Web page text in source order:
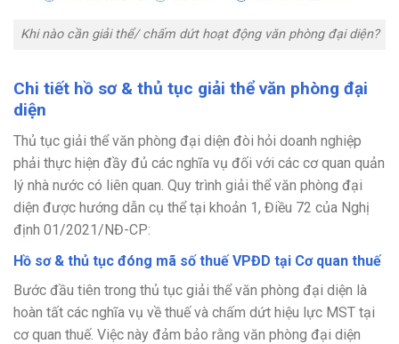
Khi nào cần giải thể/ chấm dứt hoạt động văn phòng đại diện?
Chi tiết hồ sơ & thủ tục giải thể văn phòng đại
diện
Thủ tục giải thể văn phòng đại diện đòi hỏi doanh nghiệp
phải thực hiện đầy đủ các nghĩa vụ đối với các cơ quan quản
lý nhà nước có liên quan. Quy trình giải thể văn phòng đại
diện được hướng dẫn cụ thể tại khoản 1, Điều 72 của Nghị
định 01/2021/NĐ-CP:
Hồ sơ & thủ tục đóng mã số thuế VPĐD tại Cơ quan thuế
Bước đầu tiên trong thủ tục giải thể văn phòng đại diện là
hoàn tất các nghĩa vụ về thuế và chấm dứt hiệu lực MST tại
cơ quan thuế. Việc này đảm bảo rằng văn phòng đại diện